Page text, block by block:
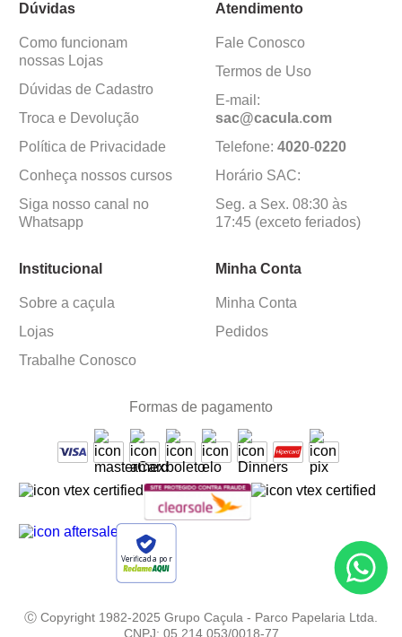
Dúvidas
Como funcionam
nossas Lojas
Dúvidas de Cadastro
Troca e Devolução
Política de Privacidade
Conheça nossos cursos
Siga nosso canal no
Whatsapp
Atendimento
Fale Conosco
Termos de Uso
E-mail:
sac@cacula.com
Telefone: 4020-0220
Horário SAC:
Seg. a Sex. 08:30 às
17:45 (exceto feriados)
Institucional
Sobre a caçula
Lojas
Trabalhe Conosco
Minha Conta
Minha Conta
Pedidos
Formas de pagamento
Verificada por
Ⓒ Copyright 1982-2025 Grupo Caçula - Parco Papelaria Ltda.
CNPJ: 05.214.053/0018-77